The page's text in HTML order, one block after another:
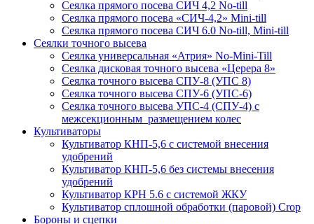
Сеялка прямого посева СИЧ 4,2 No-till
Сеялка прямого посева «СИЧ-4,2» Mini-till
Сеялка прямого посева СИЧ 6.0 No-till, Mini-till
Сеялки точного высева
Сеялка универсальная «Атрия» No-Mini-Till
Сеялка дисковая точного высева «Церера 8»
Сеялка точного высева СПУ-8 (УПС 8)
Сеялка точного высева СПУ-6 (УПС-6)
Сеялка точного высева УПС-4 (СПУ-4) с
межсекционным размещением колес
Культиваторы
Культиватор КНП-5,6 с системой внесения
удобрений
Культиватор КНП-5,6 без системы внесения
удобрений
Культиватор КРН 5.6 с системой ЖКУ
Культиватор сплошной обработки (паровой) Crop
Бороны и сцепки